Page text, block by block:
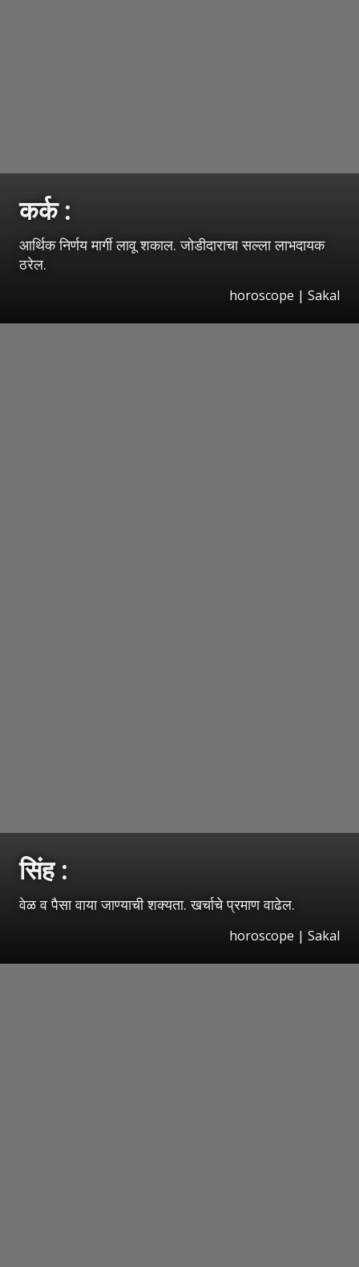
कर्क :
आर्थिक निर्णय मार्गी लावू शकाल. जोडीदाराचा सल्ला लाभदायक
ठरेल.
horoscope | Sakal
सिंह :
वेळ व पैसा वाया जाण्याची शक्यता. खर्चाचे प्रमाण वाढेल.
horoscope | Sakal